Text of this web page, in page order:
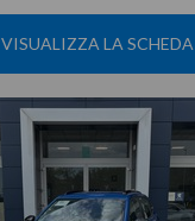
VISUALIZZA LA SCHEDA